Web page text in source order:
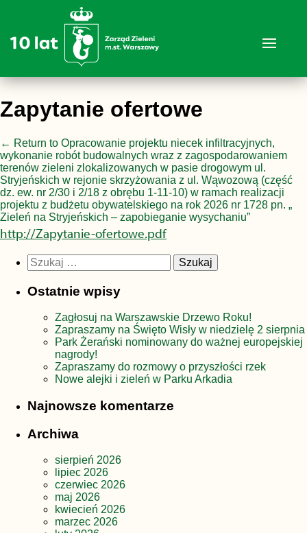
Zapytanie ofertowe
← Return to Opracowanie projektu niecek infiltracyjnych,
wykonanie robót budowalnych wraz z zagospodarowaniem
terenów zieleni zlokalizowanych w pasie drogowym ul.
Stryjeńskich w rejonie skrzyżowania z ul. Wąwozową (część
dz. ew. nr 2/30 i 2/18 z obrębu 1-11-10) w ramach realizacji
projektu z budżetu obywatelskiego na rok 2026 nr 1728 pn. „
Zieleń na Stryjeńskich – zapobieganie wysychaniu”
http://Zapytanie-ofertowe.pdf
Szukaj:
Ostatnie wpisy
Zagłosuj na Warszawskie Drzewo Roku!
Zapraszamy na Święto Wisły w niedzielę 2 sierpnia
Park Żerański nominowany do ważnej europejskiej
nagrody!
Zapraszamy do rozmowy o przyszłości rzek
Nowe alejki i zieleń w Parku Arkadia
Najnowsze komentarze
Archiwa
sierpień 2026
lipiec 2026
czerwiec 2026
maj 2026
kwiecień 2026
marzec 2026